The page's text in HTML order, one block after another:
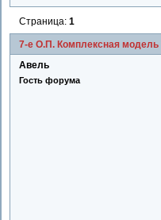
7-е О.П. Комплексная модель
Страница:1
Авель
Гость форума